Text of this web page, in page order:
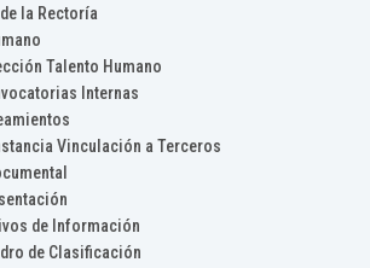
la Rectoría
Talento Humano
Internas
Vinculación a Terceros
de Información
de Clasificación